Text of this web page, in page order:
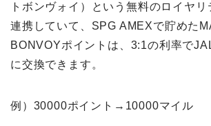
トボンヴォイ）という無料のロイヤリ
連携していて、SPG AMEXで貯めた
BONVOYポイントは、3:1の利率で
に交換できます。
例）30000ポイント→10000マイル